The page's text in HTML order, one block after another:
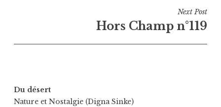
Next Post
Hors Champ n°119
Du désert
Nature et Nostalgie (Digna Sinke)